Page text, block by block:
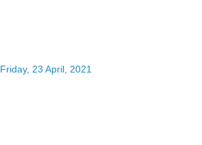
Friday, 23 April, 2021